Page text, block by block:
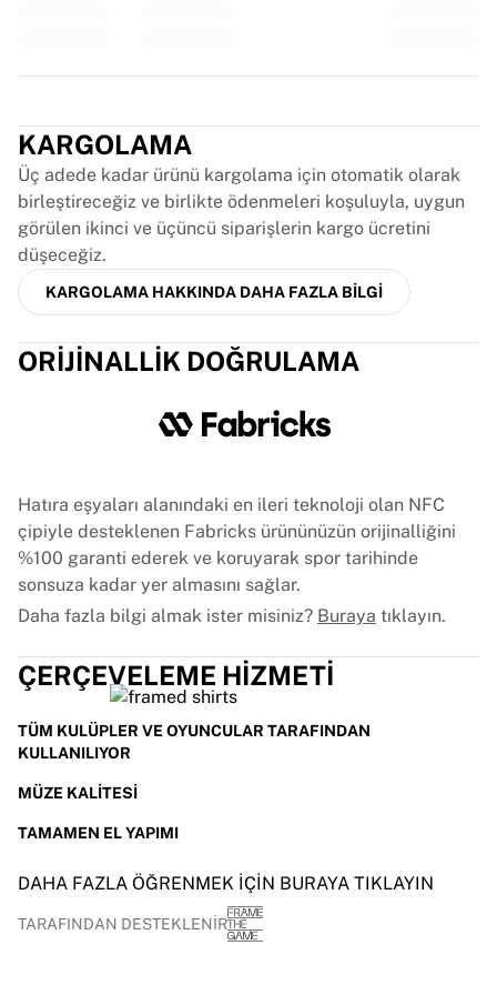
Formanızı çerçeveletin
Koleksiyonum
KARGOLAMA
Üç adede kadar ürünü kargolama için otomatik olarak
birleştireceğiz ve birlikte ödenmeleri koşuluyla, uygun
görülen ikinci ve üçüncü siparişlerin kargo ücretini
düşeceğiz.
KARGOLAMA HAKKINDA DAHA FAZLA BILGI
ORIJINALLIK DOĞRULAMA
Hatıra eşyaları alanındaki en ileri teknoloji olan NFC
çipiyle desteklenen Fabricks ürününüzün orijinalliğini
%100 garanti ederek ve koruyarak spor tarihinde
sonsuza kadar yer almasını sağlar.
Daha fazla bilgi almak ister misiniz? Buraya tıklayın.
ÇERÇEVELEME HIZMETI
TÜM KULÜPLER VE OYUNCULAR TARAFINDAN
KULLANILIYOR
MÜZE KALITESI
TAMAMEN EL YAPIMI
DAHA FAZLA ÖĞRENMEK IÇIN BURAYA TIKLAYIN
TARAFINDAN DESTEKLENIR